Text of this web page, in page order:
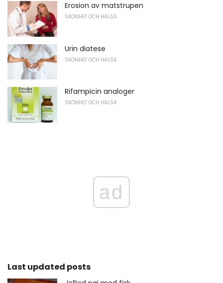
Erosion av matstrupen
SKÖNHET OCH HÄLSA
Urin diatese
SKÖNHET OCH HÄLSA
Rifampicin analoger
SKÖNHET OCH HÄLSA
ad
Last updated posts